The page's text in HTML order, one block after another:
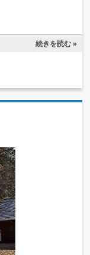
続きを読む »